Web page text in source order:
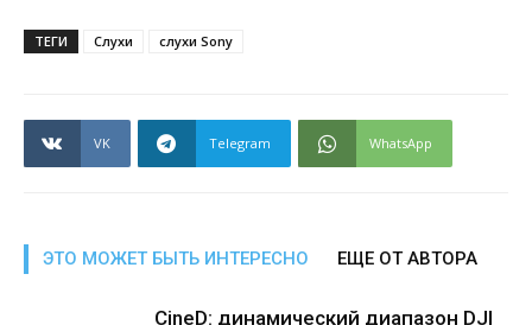
ТЕГИ Слухи слухи Sony
VK Telegram WhatsApp
ЭТО МОЖЕТ БЫТЬ ИНТЕРЕСНО ЕЩЕ ОТ АВТОРА
CineD: динамический диапазон DJI